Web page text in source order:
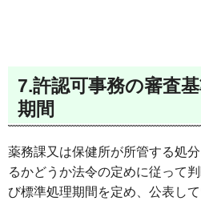
7.許認可事務の審査
期間
薬務課又は保健所が所管する処
るかどうか法令の定めに従って
び標準処理期間を定め、公表して